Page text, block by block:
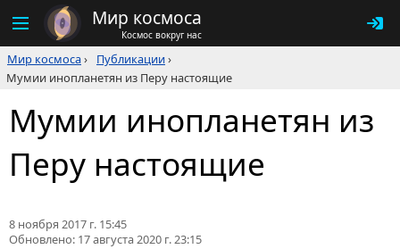
Мир космоса
Космос вокруг нас
Мир космоса› Публикации›
Мумии инопланетян из Перу настоящие
Мумии инопланетян из
Перу настоящие
8 ноября 2017 г. 15:45
Обновлено: 17 августа 2020 г. 23:15